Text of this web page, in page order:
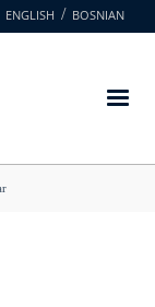
ENGLISH BOSNIAN